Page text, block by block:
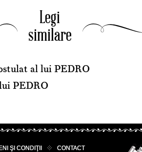
Legi
similare
al lui PEDRO
PEDRO
ŞI CONDIŢII CONTACT